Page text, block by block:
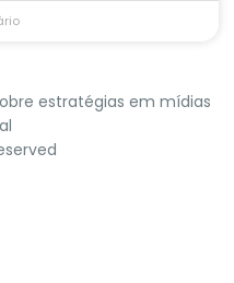
estratégias em mídias